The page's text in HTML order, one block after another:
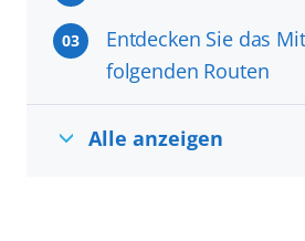
03
Entdecken Sie das
folgenden Routen
Alle anzeigen